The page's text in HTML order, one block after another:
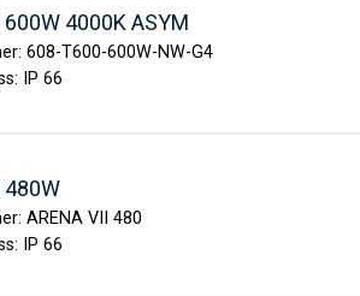
600W 4000K ASYM
608-T600-600W-NW-G4
IP 66
480W
ARENA VII 480
IP 66